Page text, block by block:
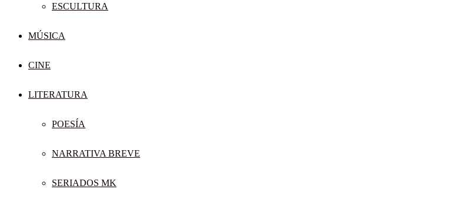
ESCULTURA
MÚSICA
CINE
LITERATURA
POESÍA
NARRATIVA BREVE
SERIADOS MK